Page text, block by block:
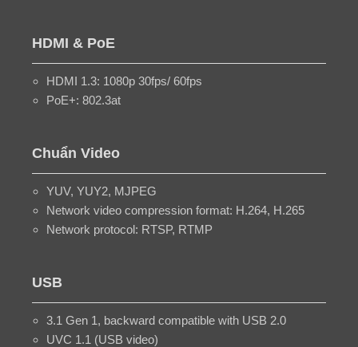
HDMI & PoE
HDMI 1.3: 1080p 30fps/ 60fps
PoE+: 802.3at
Chuẩn Video
YUV, YUY2, MJPEG
Network video compression format: H.264, H.265
Network protocol: RTSP, RTMP
USB
3.1 Gen 1, backward compatible with USB 2.0
UVC 1.1 (USB video)